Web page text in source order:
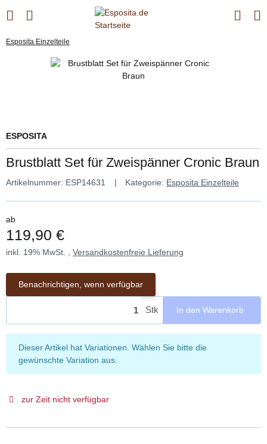
Esposita Einzelteile
ESPOSITA
Brustblatt Set für Zweispänner Cronic Braun
Artikelnummer: ESP14631 Kategorie: Esposita Einzelteile
ab
119,90 €
inkl. 19% MwSt. , Versandkostenfreie Lieferung
Benachrichtigen, wenn verfügbar
Stk In den Warenkorb
x
Dieser Artikel hat Variationen. Wählen Sie bitte die
gewünschte Variation aus.
zur Zeit nicht verfügbar